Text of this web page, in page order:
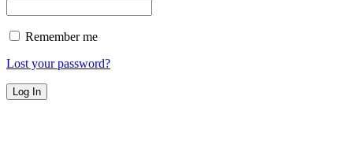
Remember me
Lost your password?